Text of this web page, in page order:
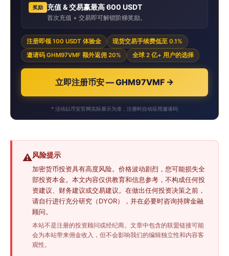
奖励 充值 & 交易赢最高 600 USDT
首次充值 + 交易即可解锁阶梯奖励。
注册即领 100 USDT 体验金
现货交易手续费低至 0.1%
邀请码 GHM97VMF 额外返佣 20%
全球 2 亿+ 用户的选择
立即注册币安 — GHM97VMF →
* 活动以币安官网实际展示为准，注册时自动应用邀请码
⚠️风险提示
加密货币投资具有高度风险。价格波动剧烈，您可能损失全
部投资本金。本文内容仅供教育和信息参考，不构成任何投
资建议、财务建议或交易建议。在做出任何投资决策之前，
请自行进行充分研究（DYOR），并在必要时咨询持牌金融
顾问。
本站不是注册的投资顾问或经纪商。文章中包含的联盟链接可能
会为本站带来佣金收入，但不会影响我们的编辑独立性和内容客
观性。